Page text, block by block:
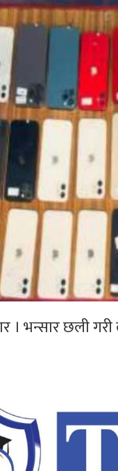
। भन्सार छली